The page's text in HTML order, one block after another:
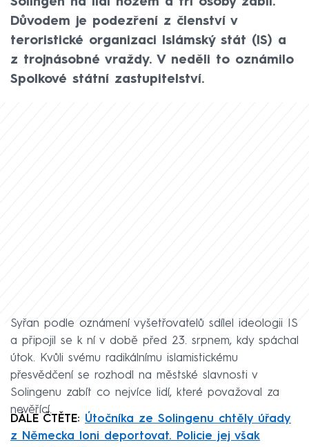
Důvodem je podezření z členství v
teroristické organizaci Islámský stát (IS) a
z trojnásobné vraždy. V neděli to oznámilo
Spolkové státní zastupitelství.
Syřan podle oznámení vyšetřovatelů sdílel ideologii IS
a připojil se k ní v době před 23. srpnem, kdy spáchal
útok. Kvůli svému radikálnímu islamistickému
přesvědčení se rozhodl na městské slavnosti v
Solingenu zabít co nejvíce lidí, které považoval za
nevěřící.
DÁLE ČTĚTE: Útočníka ze Solingenu chtěly úřady
z Německa loni deportovat. Policie jej však